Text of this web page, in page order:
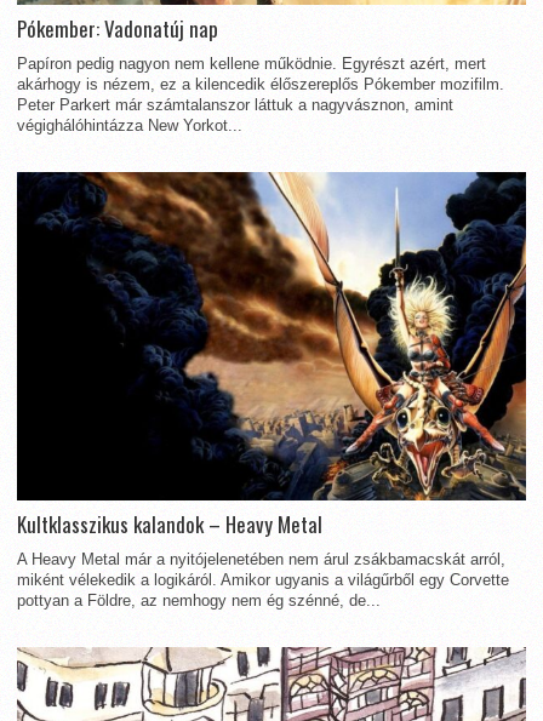
Pókember: Vadonatúj nap
Papíron pedig nagyon nem kellene működnie. Egyrészt azért, mert
akárhogy is nézem, ez a kilencedik élőszereplős Pókember mozifilm.
Peter Parkert már számtalanszor láttuk a nagyvásznon, amint
végighálóhintázza New Yorkot...
Kultklasszikus kalandok – Heavy Metal
A Heavy Metal már a nyitójelenetében nem árul zsákbamacskát arról,
miként vélekedik a logikáról. Amikor ugyanis a világűrből egy Corvette
pottyan a Földre, az nemhogy nem ég szénné, de...